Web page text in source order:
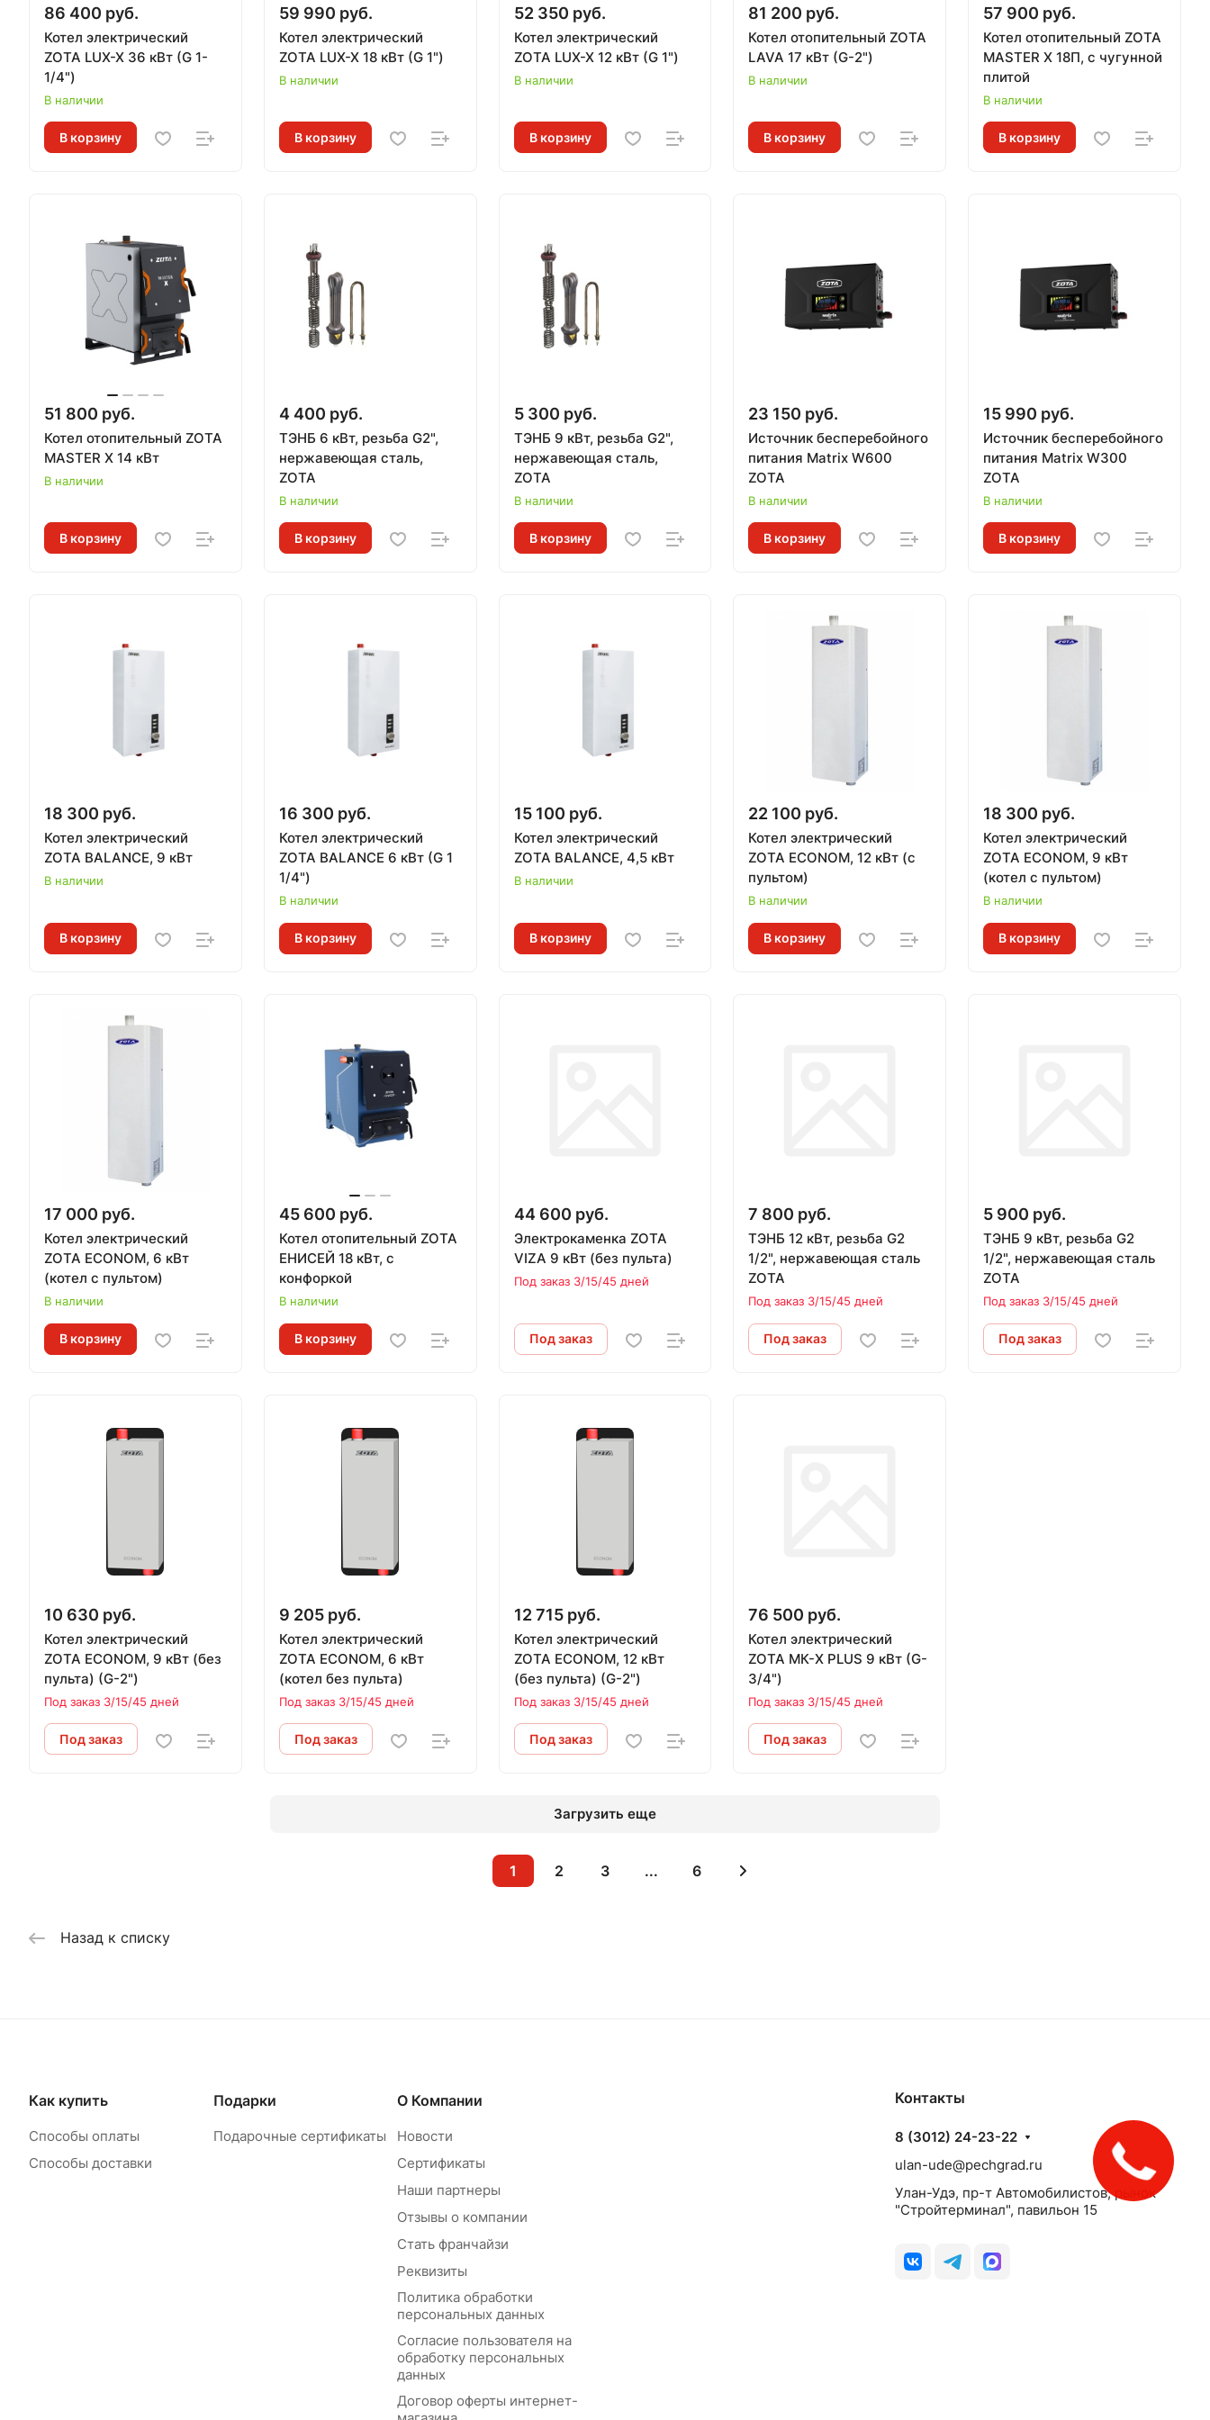
86 400 руб.
Котел электрический
ZOTA LUX-X 36 кВт (G 1-
1/4")
В наличии
В корзину
59 990 руб.
Котел электрический
ZOTA LUX-X 18 кВт (G 1")
В наличии
В корзину
52 350 руб.
Котел электрический
ZOTA LUX-X 12 кВт (G 1")
В наличии
В корзину
81 200 руб.
Котел отопительный ZOTA
LAVA 17 кВт (G-2")
В наличии
В корзину
57 900 руб.
Котел отопительный ZOTA
MASTER Х 18П, с чугунной
плитой
В наличии
В корзину
51 800 руб.
Котел отопительный ZOTA
MASTER Х 14 кВт
В наличии
В корзину
4 400 руб.
ТЭНБ 6 кВт, резьба G2",
нержавеющая сталь,
ZOTA
В наличии
В корзину
5 300 руб.
ТЭНБ 9 кВт, резьба G2",
нержавеющая сталь,
ZOTA
В наличии
В корзину
23 150 руб.
Источник бесперебойного
питания Matrix W600
ZOTA
В наличии
В корзину
15 990 руб.
Источник бесперебойного
питания Matrix W300
ZOTA
В наличии
В корзину
18 300 руб.
Котел электрический
ZOTA BALANCE, 9 кВт
В наличии
В корзину
16 300 руб.
Котел электрический
ZOTA BALANCE 6 кВт (G 1
1/4")
В наличии
В корзину
15 100 руб.
Котел электрический
ZOTA BALANCE, 4,5 кВт
В наличии
В корзину
22 100 руб.
Котел электрический
ZOTA ECONOM, 12 кВт (с
пультом)
В наличии
В корзину
18 300 руб.
Котел электрический
ZOTA ECONOM, 9 кВт
(котел с пультом)
В наличии
В корзину
17 000 руб.
Котел электрический
ZOTA ECONOM, 6 кВт
(котел с пультом)
В наличии
В корзину
45 600 руб.
Котел отопительный ZOTA
ЕНИСЕЙ 18 кВт, с
конфоркой
В наличии
В корзину
44 600 руб.
Электрокаменка ZOTA
VIZA 9 кВт (без пульта)
Под заказ 3/15/45 дней
Под заказ
7 800 руб.
ТЭНБ 12 кВт, резьба G2
1/2", нержавеющая сталь
ZOTA
Под заказ 3/15/45 дней
Под заказ
5 900 руб.
ТЭНБ 9 кВт, резьба G2
1/2", нержавеющая сталь
ZOTA
Под заказ 3/15/45 дней
Под заказ
10 630 руб.
Котел электрический
ZOTA ECONOM, 9 кВт (без
пульта) (G-2")
Под заказ 3/15/45 дней
Под заказ
9 205 руб.
Котел электрический
ZOTA ECONOM, 6 кВт
(котел без пульта)
Под заказ 3/15/45 дней
Под заказ
12 715 руб.
Котел электрический
ZOTA ECONOM, 12 кВт
(без пульта) (G-2")
Под заказ 3/15/45 дней
Под заказ
76 500 руб.
Котел электрический
ZOTA МК-X PLUS 9 кВт (G-
3/4")
Под заказ 3/15/45 дней
Под заказ
Загрузить еще
1 2 3 ... 6
Назад к списку
Как купить
Способы оплаты
Способы доставки
Подарки
Подарочные сертификаты
О Компании
Новости
Сертификаты
Наши партнеры
Отзывы о компании
Стать франчайзи
Реквизиты
Политика обработки
персональных данных
Согласие пользователя на
обработку персональных
данных
Договор оферты интернет-
Контакты
8 (3012) 24-23-22
ulan-ude@pechgrad.ru
Улан-Удэ, пр-т Автомобилистов, рынок
"Стройтерминал", павильон 15